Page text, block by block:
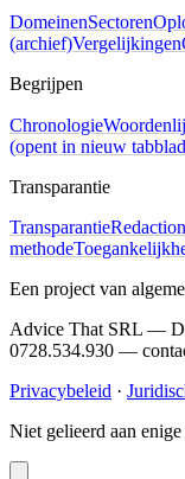
DomeinenSectoren
(archief)Vergelijkingen
Begrijpen
Chronologie
(opent in nieuw tabblad
Transparantie
Transparantie
methode
Een project van
Advice That SRL —
0728.534.930 —
Privacybeleid ·
Niet gelieerd aan